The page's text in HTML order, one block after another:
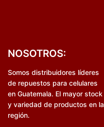
NOSOTROS:
Somos distribuidores líderes
de repuestos para celulares
en Guatemala. El mayor stock
y variedad de productos en la
región.